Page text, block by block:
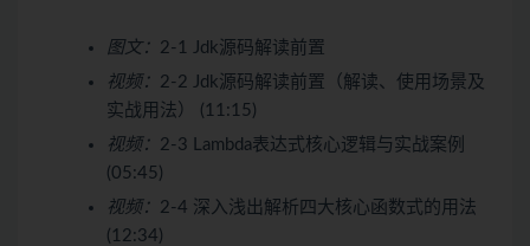
图文： 2-1 Jdk源码解读前置
视频： 2-2 Jdk源码解读前置（解读、使用场景及
实战用法） (11:15)
视频： 2-3 Lambda表达式核心逻辑与实战案例
(05:45)
视频： 2-4 深入浅出解析四大核心函数式的用法
(12:34)